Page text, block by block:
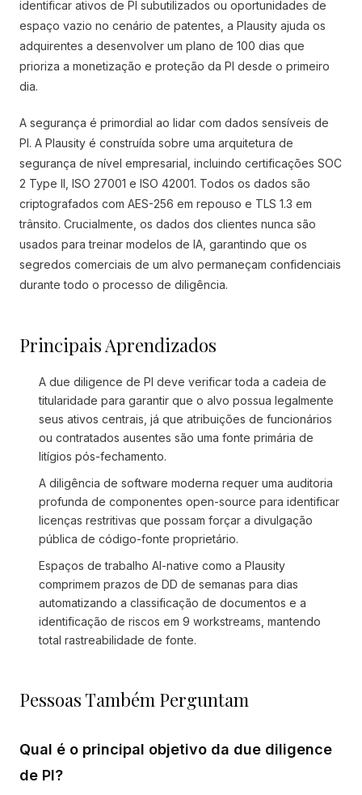
identificar ativos de PI subutilizados ou oportunidades de
espaço vazio no cenário de patentes, a Plausity ajuda os
adquirentes a desenvolver um plano de 100 dias que
prioriza a monetização e proteção da PI desde o primeiro
dia.
A segurança é primordial ao lidar com dados sensíveis de
PI. A Plausity é construída sobre uma arquitetura de
segurança de nível empresarial, incluindo certificações SOC
2 Type II, ISO 27001 e ISO 42001. Todos os dados são
criptografados com AES-256 em repouso e TLS 1.3 em
trânsito. Crucialmente, os dados dos clientes nunca são
usados para treinar modelos de IA, garantindo que os
segredos comerciais de um alvo permaneçam confidenciais
durante todo o processo de diligência.
Principais Aprendizados
A due diligence de PI deve verificar toda a cadeia de
titularidade para garantir que o alvo possua legalmente
seus ativos centrais, já que atribuições de funcionários
ou contratados ausentes são uma fonte primária de
litígios pós-fechamento.
A diligência de software moderna requer uma auditoria
profunda de componentes open-source para identificar
licenças restritivas que possam forçar a divulgação
pública de código-fonte proprietário.
Espaços de trabalho AI-native como a Plausity
comprimem prazos de DD de semanas para dias
automatizando a classificação de documentos e a
identificação de riscos em 9 workstreams, mantendo
total rastreabilidade de fonte.
Pessoas Também Perguntam
Qual é o principal objetivo da due diligence
de PI?